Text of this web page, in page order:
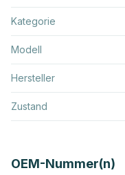
Kategorie
Modell
Hersteller
Zustand
OEM-Nummer(n)